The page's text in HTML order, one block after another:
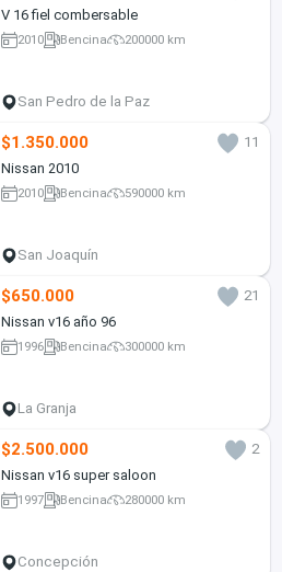
V 16 fiel combersable
2010 Bencina 200000 km
San Pedro de la Paz
$1.350.000
11
Nissan 2010
2010 Bencina 590000 km
San Joaquín
$650.000
21
Nissan v16 año 96
1996 Bencina 300000 km
La Granja
$2.500.000
2
Nissan v16 super saloon
1997 Bencina 280000 km
Concepción